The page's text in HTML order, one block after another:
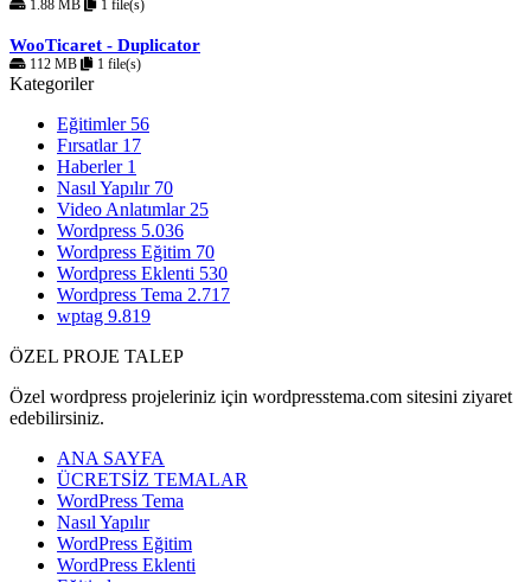
1.88 MB 1 file(s)
WooTicaret - Duplicator
112 MB 1 file(s)
Kategoriler
Eğitimler 56
Fırsatlar 17
Haberler 1
Nasıl Yapılır 70
Video Anlatımlar 25
Wordpress 5.036
Wordpress Eğitim 70
Wordpress Eklenti 530
Wordpress Tema 2.717
wptag 9.819
ÖZEL PROJE TALEP
Özel wordpress projeleriniz için wordpresstema.com sitesini ziyaret
edebilirsiniz.
ANA SAYFA
ÜCRETSİZ TEMALAR
WordPress Tema
Nasıl Yapılır
WordPress Eğitim
WordPress Eklenti